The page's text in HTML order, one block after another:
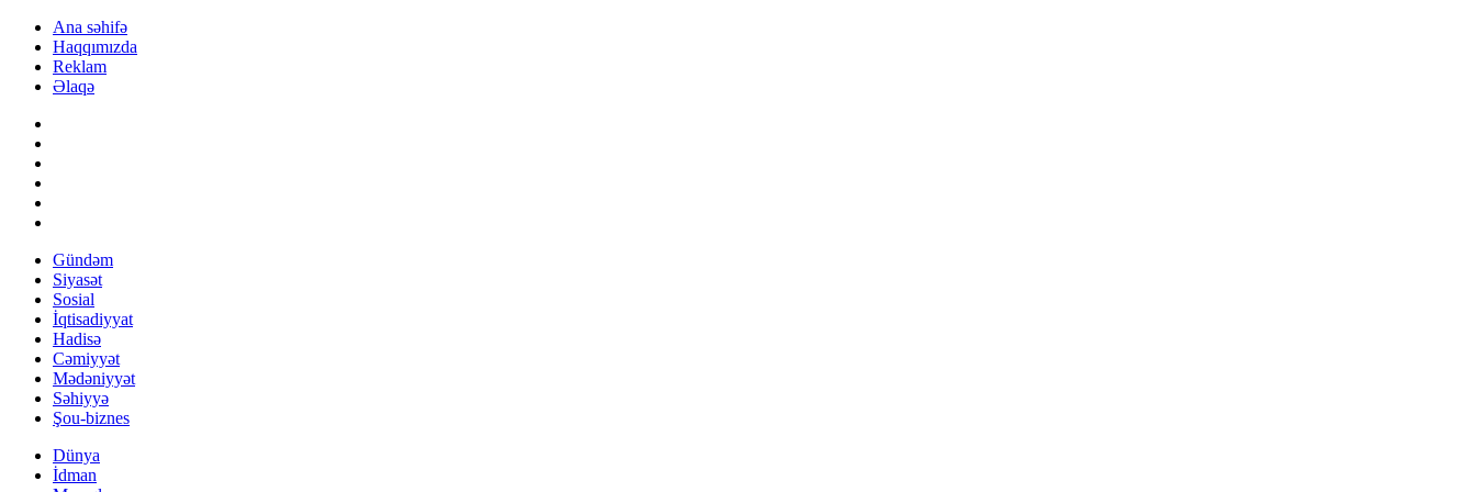
Ana səhifə
Haqqımızda
Reklam
Əlaqə
Gündəm
Siyasət
Sosial
İqtisadiyyat
Hadisə
Cəmiyyət
Mədəniyyət
Səhiyyə
Şou-biznes
Dünya
İdman